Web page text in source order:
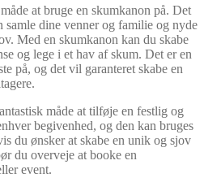
at bruge en skumkanon på. Det
samle dine venner og familie og nyde
Med en skumkanon kan du skabe
og lege i et hav af skum. Det er en
på, og det vil garanteret skabe en
måde at tilføje en festlig og
begivenhed, og den kan bruges
du ønsker at skabe en unik og sjov
du overveje at booke en
event.